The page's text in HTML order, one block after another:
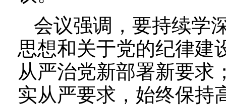
会议强调，要持续学
思想和关于党的纪律建
从严治党新部署新要求
实从严要求，始终保持